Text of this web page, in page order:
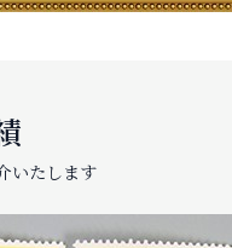
いたします